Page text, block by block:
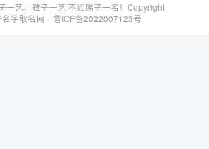
一艺。教子一艺,不如赐子一名！Copyright
名字取名网 · 鲁ICP备2022007123号